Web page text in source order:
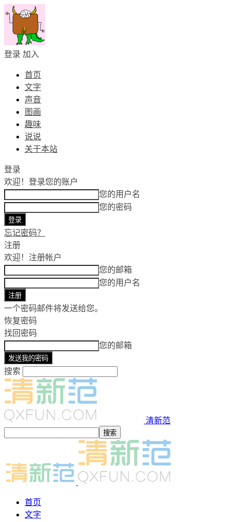
登录 加入
首页
文字
声音
图画
趣味
说说
关于本站
登录
欢迎！ 登录您的账户
您的用户名
您的密码
忘记密码？
注册
欢迎！ 注册帐户
您的邮箱
您的用户名
一个密码邮件将发送给您。
恢复密码
找回密码
您的邮箱
搜索
清新范
首页
文字